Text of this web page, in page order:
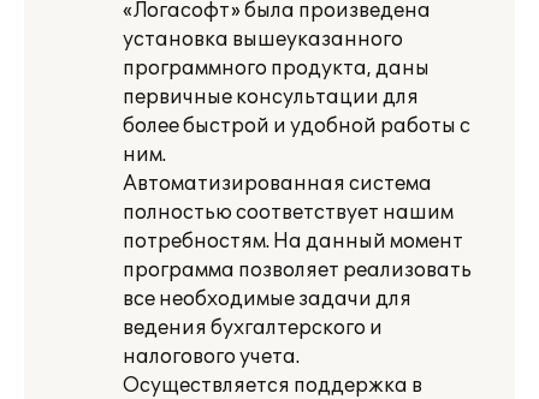
«Логасофт» была произведена
установка вышеуказанного
программного продукта, даны
первичные консультации для
более быстрой и удобной работы с
ним.
Автоматизированная система
полностью соответствует нашим
потребностям. На данный момент
программа позволяет реализовать
все необходимые задачи для
ведения бухгалтерского и
налогового учета.
Осуществляется поддержка в